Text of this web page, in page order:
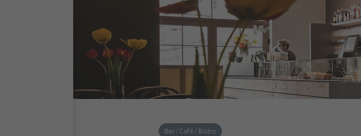
Bar / Café / Bistro